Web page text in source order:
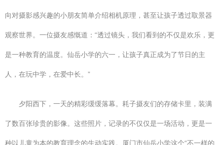
向对摄影感兴趣的小朋友简单介绍相机原理，甚至让孩子透过取景器
观察世界。一位摄友感慨道：“透过镜头，我们看到的不仅是欢乐，更
是一种教育的温度。仙岳小学的六一，让孩子真正成为了节日的主
人，在玩中学，在爱中长。”
夕阳西下，一天的精彩缓缓落幕。耗子摄友们的存储卡里，装满
了数百张珍贵的影像。这些照片，记录的不仅仅是一场活动，更是一
种以儿童为本的教育理念的生动实践。厦门市仙岳小学这个“不一样的